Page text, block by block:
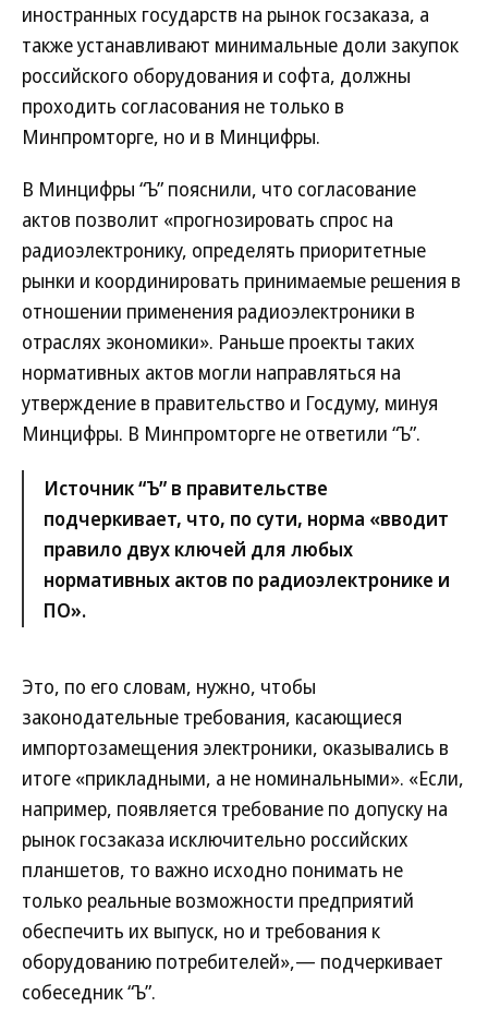
иностранных государств на рынок госзаказа, а
также устанавливают минимальные доли закупок
российского оборудования и софта, должны
проходить согласования не только в
Минпромторге, но и в Минцифры.
В Минцифры “Ъ” пояснили, что согласование
актов позволит «прогнозировать спрос на
радиоэлектронику, определять приоритетные
рынки и координировать принимаемые решения в
отношении применения радиоэлектроники в
отраслях экономики». Раньше проекты таких
нормативных актов могли направляться на
утверждение в правительство и Госдуму, минуя
Минцифры. В Минпромторге не ответили “Ъ”.
Источник “Ъ” в правительстве
подчеркивает, что, по сути, норма «вводит
правило двух ключей для любых
нормативных актов по радиоэлектронике и
ПО».
Это, по его словам, нужно, чтобы
законодательные требования, касающиеся
импортозамещения электроники, оказывались в
итоге «прикладными, а не номинальными». «Если,
например, появляется требование по допуску на
рынок госзаказа исключительно российских
планшетов, то важно исходно понимать не
только реальные возможности предприятий
обеспечить их выпуск, но и требования к
оборудованию потребителей»,— подчеркивает
собеседник “Ъ”.